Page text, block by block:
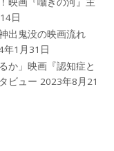
日
出鬼没の映画流れ
年1月31日
か」映画『認知症と
ビュー 2023年8月21